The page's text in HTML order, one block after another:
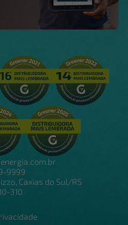
9999
Caxias do Sul/RS
310